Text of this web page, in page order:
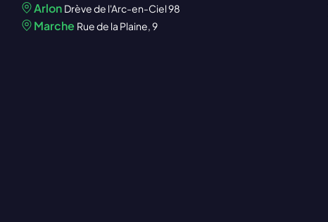
Arlon Drève de l'Arc-en-Ciel 98
Marche Rue de la Plaine, 9